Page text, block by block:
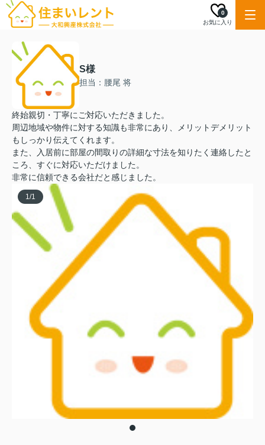
お気に入り
0
S様
担当：腰尾 将
終始親切・丁寧にご対応いただきました。
周辺地域や物件に対する知識も非常にあり、メリットデメリット
もしっかり伝えてくれます。
また、入居前に部屋の間取りの詳細な寸法を知りたく連絡したと
ころ、すぐに対応いただけました。
非常に信頼できる会社だと感じました。
1/1